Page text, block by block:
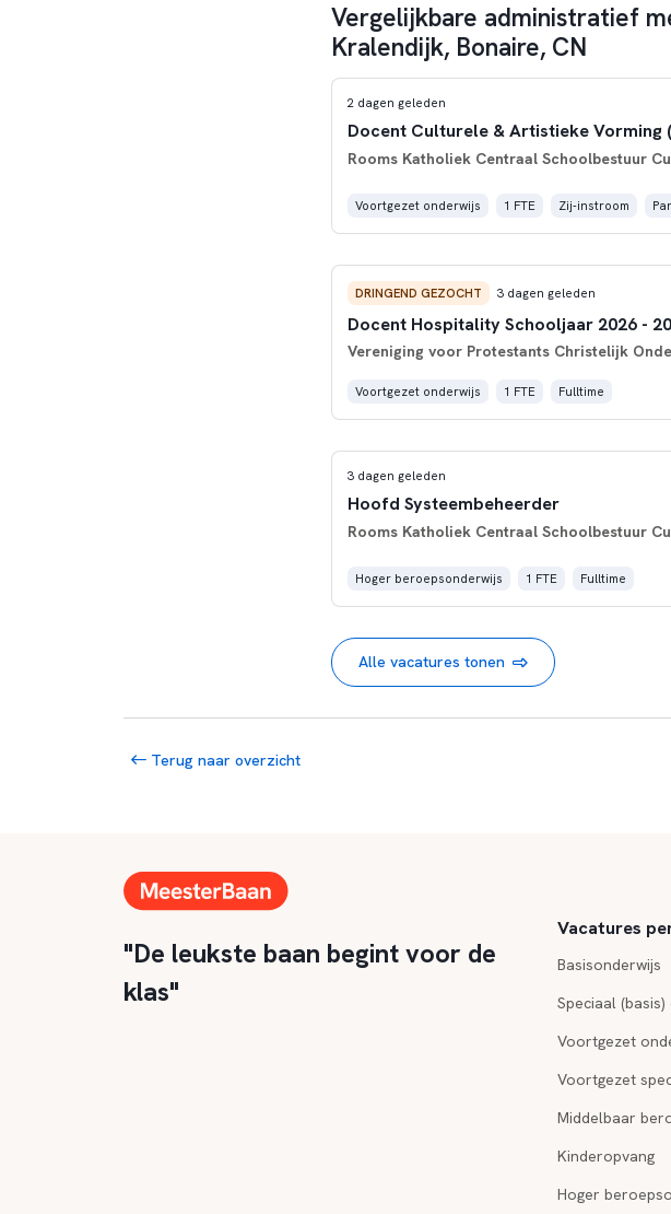
Vergelijkbare administratief
Kralendijk, Bonaire, CN
2 dagen geleden
Docent Culturele & Artistieke Vorming
Rooms Katholiek Centraal Schoolbestuur
Voortgezet onderwijs 1 FTE Zij-instroom
DRINGEND GEZOCHT 3 dagen geleden
Docent Hospitality Schooljaar 2026 -
Vereniging voor Protestants Christelijk
Voortgezet onderwijs 1 FTE Fulltime
3 dagen geleden
Hoofd Systeembeheerder
Rooms Katholiek Centraal Schoolbestuur
Hoger beroepsonderwijs 1 FTE Fulltime
Alle vacatures tonen
Terug naar overzicht
"De leukste baan begint voor de
klas"
Vacatures
Basisonderwijs
Speciaal
Voortgezet
Voortgezet
Middelbaar
Kinderopvang
Hoger